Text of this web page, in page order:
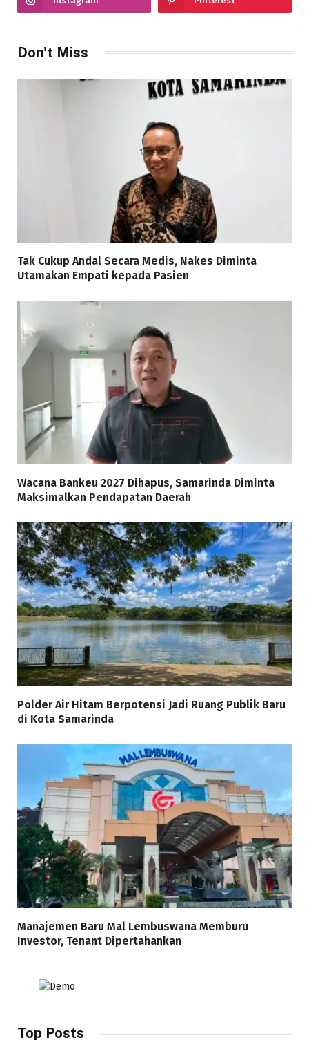
Don't Miss
Tak Cukup Andal Secara Medis, Nakes Diminta
Utamakan Empati kepada Pasien
Wacana Bankeu 2027 Dihapus, Samarinda Diminta
Maksimalkan Pendapatan Daerah
Polder Air Hitam Berpotensi Jadi Ruang Publik Baru
di Kota Samarinda
Manajemen Baru Mal Lembuswana Memburu
Investor, Tenant Dipertahankan
Top Posts